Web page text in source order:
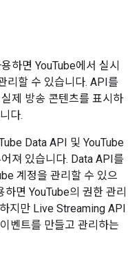
하면 YouTube에서 실시
리할 수 있습니다. API를
제 방송 콘텐츠를 표시하
다.
Data API 및 YouTube
져 있습니다. Data API를
계정을 관리할 수 있으
하면 YouTube의 권한 관리
지만 Live Streaming API
벤트를 만들고 관리하는